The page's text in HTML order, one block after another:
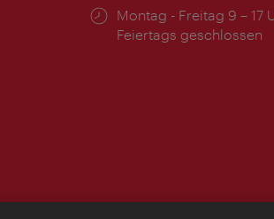
Öffnungszeiten:
Montag - Freitag 9 – 17
Feiertags geschlossen